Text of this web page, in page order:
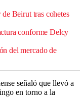
Beirut tras cohetes
conforme Delcy
del mercado de
señaló que llevó a
en torno a la